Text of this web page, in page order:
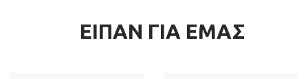
ΕΙΠΑΝ ΓΙΑ ΕΜΑΣ